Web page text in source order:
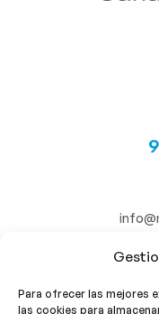
Para ofrecer las mejores
las cookies para